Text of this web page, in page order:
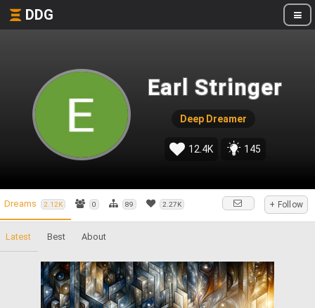
DDG
Earl Stringer
Deep Dreamer
12.4K 145
Dreams 2.12K 0 89 2.27K + Follow
Latest Best About